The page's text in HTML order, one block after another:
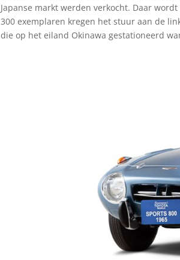
Japanse markt werden verkocht. Daar
300 exemplaren kregen het stuur aan de
die op het eiland Okinawa gestationeerd